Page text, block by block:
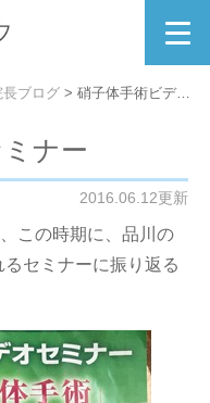
長ブログ 硝子体手術ビデオセミナー
ナー
2016.06.12更新
この時期に、品川の
セミナーに振り返る